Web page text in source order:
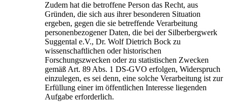
Zudem hat die betroffene Person das Recht, aus
Gründen, die sich aus ihrer besonderen Situation
ergeben, gegen die sie betreffende Verarbeitung
personenbezogener Daten, die bei der Silberbergwerk
Suggental e.V., Dr. Wolf Dietrich Bock zu
wissenschaftlichen oder historischen
Forschungszwecken oder zu statistischen Zwecken
gemäß Art. 89 Abs. 1 DS-GVO erfolgen, Widerspruch
einzulegen, es sei denn, eine solche Verarbeitung ist zur
Erfüllung einer im öffentlichen Interesse liegenden
Aufgabe erforderlich.